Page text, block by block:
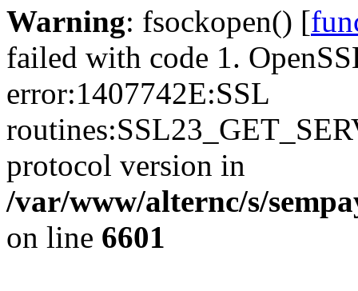
Warning: fsockopen() [
failed with code 1.
error:1407742E:SSL
protocol version in
/var/www/alternc/s/
on line 6601